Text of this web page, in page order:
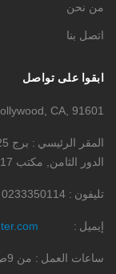
من نحن
اتصل بنا
ابقوا على تواصل
CA, 91601
المقر الرئيسي
الدور الثامن, مكتب 17-18
تليفون 0233350114
إيميل
ساعات العمل من 9ص الى 5م